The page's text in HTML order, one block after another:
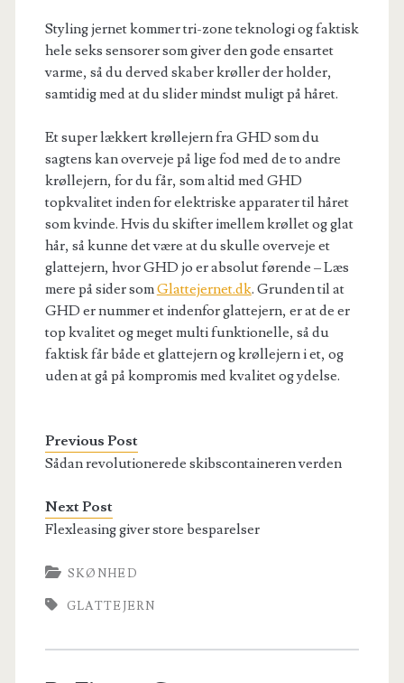
Styling jernet kommer tri-zone teknologi og faktisk
hele seks sensorer som giver den gode ensartet
varme, så du derved skaber krøller der holder,
samtidig med at du slider mindst muligt på håret.
Et super lækkert krøllejern fra GHD som du
sagtens kan overveje på lige fod med de to andre
krøllejern, for du får, som altid med GHD
topkvalitet inden for elektriske apparater til håret
som kvinde. Hvis du skifter imellem krøllet og glat
hår, så kunne det være at du skulle overveje et
glattejern, hvor GHD jo er absolut førende – Læs
mere på sider somGlattejernet.dk. Grunden til at
GHD er nummer et indenfor glattejern, er at de er
top kvalitet og meget multi funktionelle, så du
faktisk får både et glattejern og krøllejern i et, og
uden at gå på kompromis med kvalitet og ydelse.
Previous Post
Sådan revolutionerede skibscontaineren verden
Next Post
Flexleasing giver store besparelser
SKØNHED
GLATTEJERN